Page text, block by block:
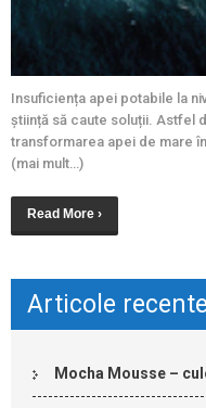
Insuficiența apei potabile la
știință să caute soluții. Astfel
transformarea apei de mare
(mai mult…)
Read More ›
Articole recente
Mocha Mousse –